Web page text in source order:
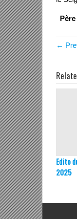
←
Edito
2025